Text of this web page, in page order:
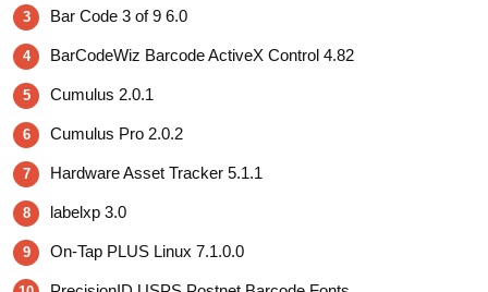
3 Bar Code 3 of 9 6.0
4 BarCodeWiz Barcode ActiveX Control 4.82
5 Cumulus 2.0.1
6 Cumulus Pro 2.0.2
7 Hardware Asset Tracker 5.1.1
8 labelxp 3.0
9 On-Tap PLUS Linux 7.1.0.0